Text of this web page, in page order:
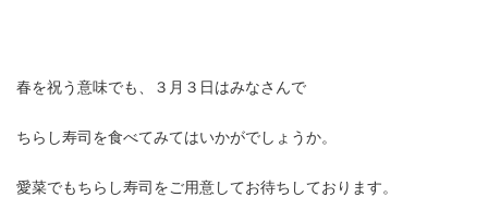
春を祝う意味でも、３月３日はみなさんで
ちらし寿司を食べてみてはいかがでしょうか。
愛菜でもちらし寿司をご用意してお待ちしております。